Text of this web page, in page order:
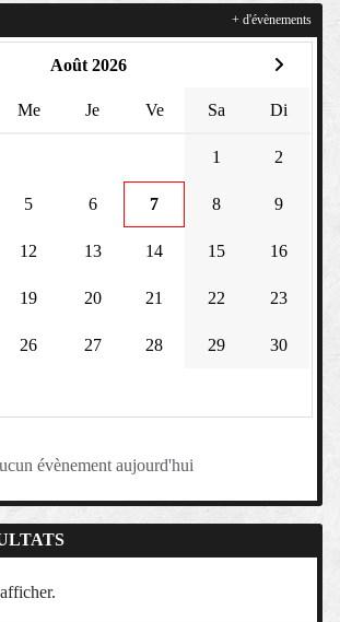
Août 2026
Me Je Ve Sa Di
1 2
5 6 7 8 9
12 13 14 15 16
19 20 21 22 23
26 27 28 29 30
évènement aujourd'hui
+ d'évènements